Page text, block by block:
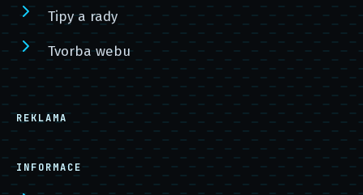
Tipy a rady
Tvorba webu
REKLAMA
INFORMACE